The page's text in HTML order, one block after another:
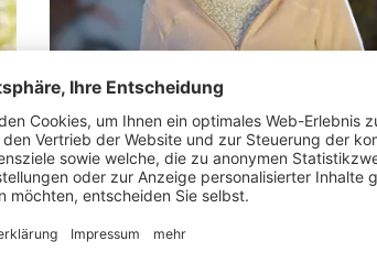
Rechenmacher Andrea Maria
“Bio ist eine lebenswerte Zukunft.”
Meine Geschichte